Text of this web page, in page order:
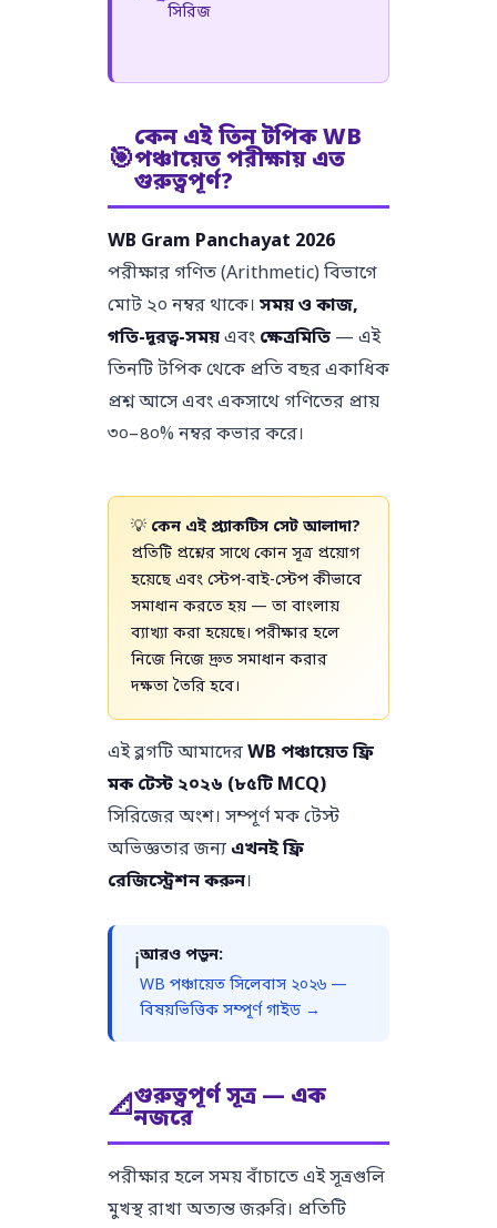
সিরিজ
🎯
কেন এই তিন টপিক WB
পঞ্চায়েত পরীক্ষায় এত
গুরুত্বপূর্ণ?
WB Gram Panchayat 2026
পরীক্ষার গণিত (Arithmetic) বিভাগে
মোট ২০ নম্বর থাকে। সময় ও কাজ,
গতি-দূরত্ব-সময়এবং ক্ষেত্রমিতি— এই
তিনটি টপিক থেকে প্রতি বছর একাধিক
প্রশ্ন আসে এবং একসাথে গণিতের প্রায়
৩০–৪০% নম্বর কভার করে।
💡 কেন এই প্র্যাকটিস সেট আলাদা?
প্রতিটি প্রশ্নের সাথে কোন সূত্র প্রয়োগ
হয়েছে এবং স্টেপ-বাই-স্টেপ কীভাবে
সমাধান করতে হয় — তা বাংলায়
ব্যাখ্যা করা হয়েছে। পরীক্ষার হলে
নিজে নিজে দ্রুত সমাধান করার
দক্ষতা তৈরি হবে।
এই ব্লগটি আমাদেরWB পঞ্চায়েত ফ্রি
মক টেস্ট ২০২৬ (৮৫টি MCQ)
সিরিজের অংশ। সম্পূর্ণ মক টেস্ট
অভিজ্ঞতার জন্য এখনই ফ্রি
রেজিস্ট্রেশন করুন।
ℹ️আরও পড়ুন:
WB পঞ্চায়েত সিলেবাস ২০২৬ —
বিষয়ভিত্তিক সম্পূর্ণ গাইড →
📐গুরুত্বপূর্ণ সূত্র — এক
নজরে
পরীক্ষার হলে সময় বাঁচাতে এই সূত্রগুলি
মুখস্থ রাখা অত্যন্ত জরুরি। প্রতিটি